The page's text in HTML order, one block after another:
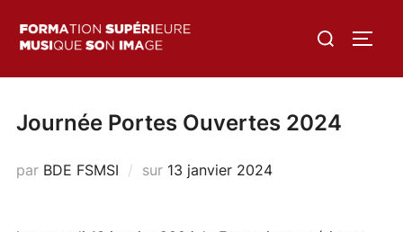
Rechercher :
Journée Portes Ouvertes 2024
par BDE FSMSI sur Publié
13 janvier 2024